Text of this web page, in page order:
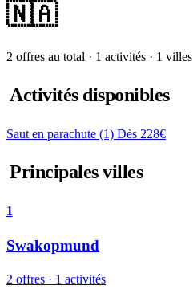
🇳🇦
2 offres au total · 1 activités · 1 villes
Activités disponibles
Saut en parachute (1) Dès 228€
Principales villes
1
Swakopmund
2 offres · 1 activités